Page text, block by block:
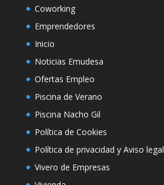
Coworking
Emprendedores
Inicio
Noticias Emudesa
Ofertas Empleo
Piscina de Verano
Piscina Nacho Gil
Política de Cookies
Política de privacidad y Aviso legal
Vivero de Empresas